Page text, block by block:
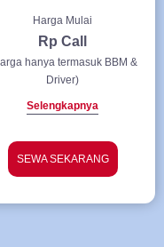
Harga Mulai
Rp Call
hanya termasuk BBM &
Driver)
Selengkapnya
SEWA SEKARANG